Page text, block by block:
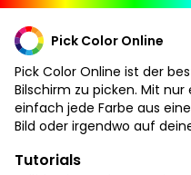
Pick Color Online
Pick Color Online ist der
Bilschirm zu picken. Mit
einfach jede Farbe aus
Bild oder irgendwo auf
Tutorials